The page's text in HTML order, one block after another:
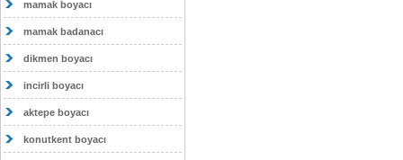
mamak boyacı
mamak badanacı
dikmen boyacı
incirli boyacı
aktepe boyacı
konutkent boyacı